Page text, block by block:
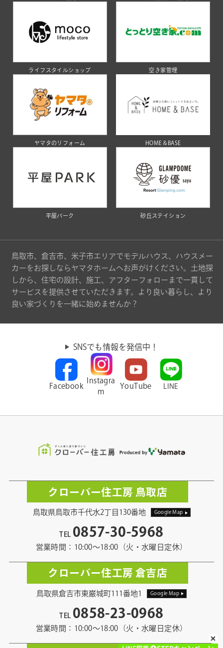
ライフスタイルショップ 空き家管理
ヤマタのリフォーム HOME＆BASE
平屋パーク 砂丘ステイション
鳥取市、倉吉市、米子市エリアでモデルハウス、ハウスメー
カーをお探しならヤマタホームへお声がけください。土地探
しから、住宅の設計、施工、アフターフォローまで一貫して
サービスを提供させていただきます。より良い暮らし、より
良い家づくりを一緒に始めませんか？
SNSでも情報を発信中！
Facebook
Instagra
m
YouTube LINE
クローバー住工房 鳥取店
鳥取県鳥取市千代水2丁目130番地 Google Map
TEL 0857-30-5968
営業時間：10:00〜18:00（火・水曜日定休）
クローバー住工房 倉吉店
鳥取県倉吉市東巌城町111番地1 Google Map
TEL 0858-23-0968
営業時間：10:00〜18:00（火・水曜日定休）